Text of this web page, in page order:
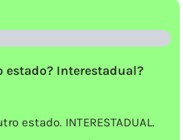
estado? Interestadual?
estado. INTERESTADUAL.